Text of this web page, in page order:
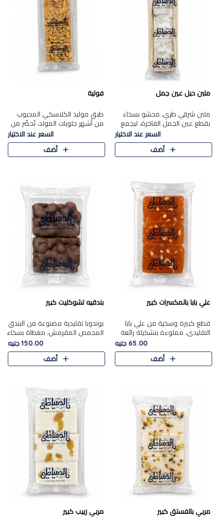
ملبن حبل عين جمل
ملبن شرقي طري، محشو بسخاء
بقطع عين الجمل الفاخرة، ليجمع
بين القوام الناعم وقرمشة الجوز
في مذاق شرقي أصيل.
السعر عند الاختيار
أضف
فولية
طبق موليد الكلاسكي المحبوب
من أشهر حلويات المولد، تُحضّر من
فول سوداني محمص بعناية
ومغلف بطبقة رقيقة من السكر
المكرمل، لتمنحك قرمشة أصيلة
السعر عند الاختيار
أضف
علي بابا بالمكسرات كبير
قطع كبيرة وسخية من علي بابا
التقليدي، مملوءة بتشكيلة رائعة
من المكسرات المحمصة المحمرة.
65.00 جنيه
أضف
بندقيه تشوكليت كبير
بوندويا تقليدية مصنوعة من البندق
المحمص المقرمش، مغطاة بسخاء
بشوكولاتة فاخرة غنية لتحقيق
التوازن المثالي بين قوام القرمشة
ونكهة الشوكولاتة ا..
150.00 جنيه
أضف
مربي بالفستق كبير مربي زبيب كبير